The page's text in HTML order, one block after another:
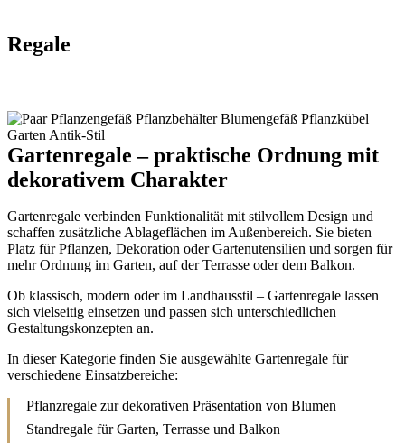
Regale
Gartenregale – praktische Ordnung mit
dekorativem Charakter
Gartenregale verbinden Funktionalität mit stilvollem Design und
schaffen zusätzliche Ablageflächen im Außenbereich. Sie bieten
Platz für Pflanzen, Dekoration oder Gartenutensilien und sorgen für
mehr Ordnung im Garten, auf der Terrasse oder dem Balkon.
Ob klassisch, modern oder im Landhausstil – Gartenregale lassen
sich vielseitig einsetzen und passen sich unterschiedlichen
Gestaltungskonzepten an.
In dieser Kategorie finden Sie ausgewählte Gartenregale für
verschiedene Einsatzbereiche:
Pflanzregale zur dekorativen Präsentation von Blumen
Standregale für Garten, Terrasse und Balkon